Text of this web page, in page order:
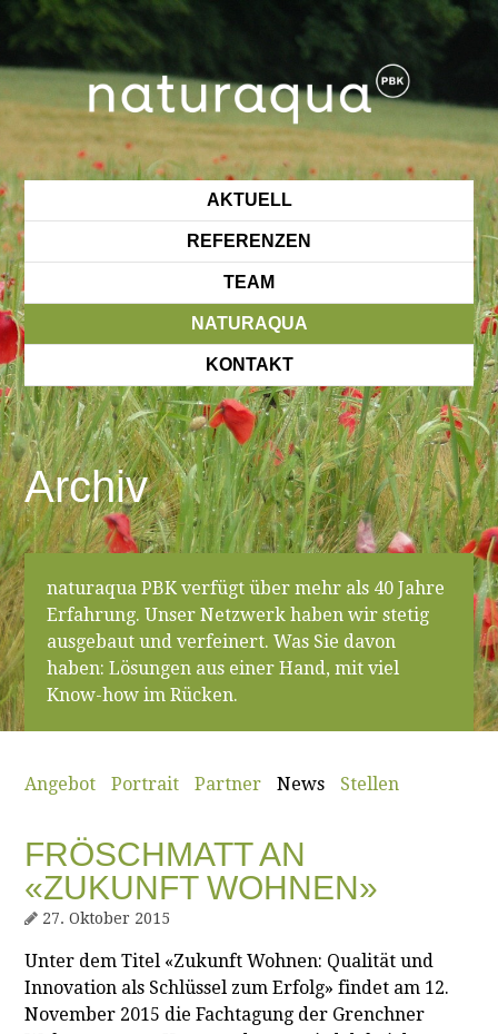
AKTUELL
REFERENZEN
TEAM
NATURAQUA
KONTAKT
Archiv
naturaqua PBK verfügt über mehr als 40 Jahre
Erfahrung. Unser Netzwerk haben wir stetig
ausgebaut und verfeinert. Was Sie davon
haben: Lösungen aus einer Hand, mit viel
Know-how im Rücken.
Angebot Portrait Partner News Stellen
FRÖSCHMATT AN
«ZUKUNFT WOHNEN»
27. Oktober 2015
Unter dem Titel «Zukunft Wohnen: Qualität und
Innovation als Schlüssel zum Erfolg» findet am 12.
November 2015 die Fachtagung der Grenchner